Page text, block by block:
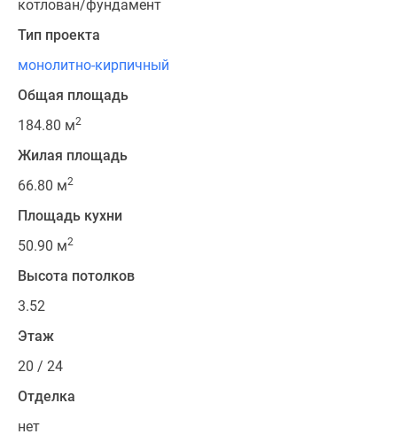
котлован/фундамент
Тип проекта
монолитно-кирпичный
Общая площадь
184.80 м2
Жилая площадь
66.80 м2
Площадь кухни
50.90 м2
Высота потолков
3.52
Этаж
20 / 24
Отделка
нет